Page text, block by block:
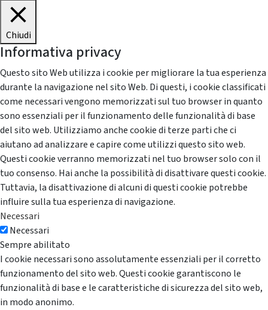
Chiudi
Informativa privacy
Questo sito Web utilizza i cookie per migliorare la tua esperienza
durante la navigazione nel sito Web. Di questi, i cookie classificati
come necessari vengono memorizzati sul tuo browser in quanto
sono essenziali per il funzionamento delle funzionalità di base
del sito web. Utilizziamo anche cookie di terze parti che ci
aiutano ad analizzare e capire come utilizzi questo sito web.
Questi cookie verranno memorizzati nel tuo browser solo con il
tuo consenso. Hai anche la possibilità di disattivare questi cookie.
Tuttavia, la disattivazione di alcuni di questi cookie potrebbe
influire sulla tua esperienza di navigazione.
Necessari
Necessari
Sempre abilitato
I cookie necessari sono assolutamente essenziali per il corretto
funzionamento del sito web. Questi cookie garantiscono le
funzionalità di base e le caratteristiche di sicurezza del sito web,
in modo anonimo.